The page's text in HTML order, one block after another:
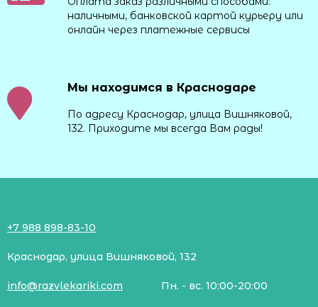
наличными, банковской картой курьеру или
онлайн через платежные сервисы
Мы находимся в Краснодаре
По адресу Краснодар, улица Вишняковой,
132. Приходите мы всегда Вам рады!
+7 988 898-83-10
Краснодар, улица Вишняковой, 132
info@razvlekariki.com Пн. - вс. 10:00-20:00